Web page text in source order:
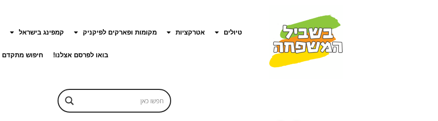
טיולים אטרקציות מקומות ופארקים לפיקניק קמפינג בישראל
בואו לפרסם אצלנו! חיפוש מתקדם